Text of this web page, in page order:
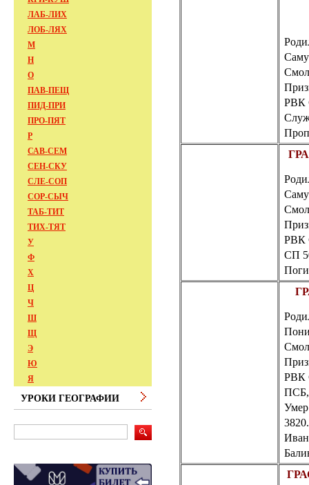
РВК
РВК
СП
РВК
ПСБ
Умер
ЛАБ-ЛИХ
ЛОБ-ЛЯХ
М
Н
О
ПАВ-ПЕЩ
ПИД-ПРИ
ПРО-ПЯТ
Р
САВ-СЕМ
СЕН-СКУ
СЛЕ-СОП
СОР-СЫЧ
ТАБ-ТИТ
ТИХ-ТЯТ
У
Ф
Х
Ц
Ч
Ш
Щ
Э
Ю
Я
УРОКИ ГЕОГРАФИИ